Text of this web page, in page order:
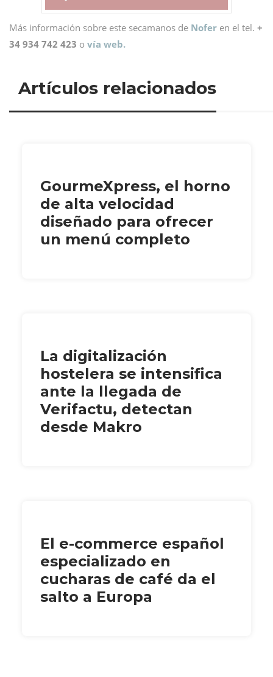
Más información sobre este secamanos de Nofer en el tel. +
34 934 742 423 o vía web.
Artículos relacionados
GourmeXpress, el horno
de alta velocidad
diseñado para ofrecer
un menú completo
La digitalización
hostelera se intensifica
ante la llegada de
Verifactu, detectan
desde Makro
El e-commerce español
especializado en
cucharas de café da el
salto a Europa